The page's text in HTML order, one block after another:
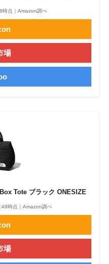
点｜Amazon調べ
場
Tote ブラック ONESIZE
時点｜Amazon調べ
場